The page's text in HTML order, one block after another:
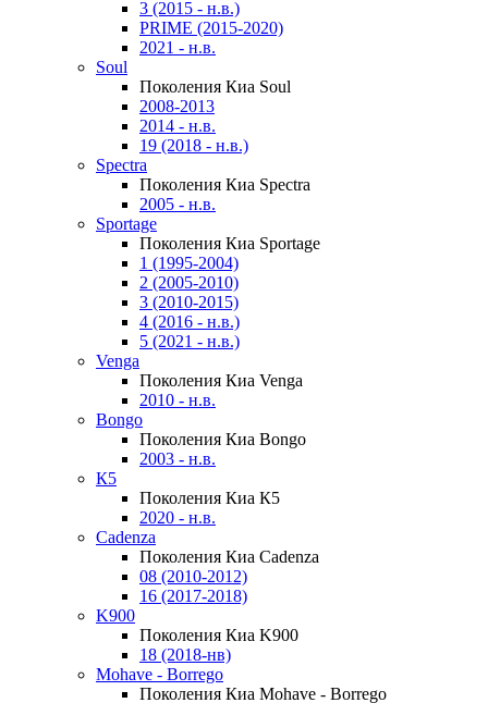
3 (2015 - н.в.)
PRIME (2015-2020)
2021 - н.в.
Soul
Поколения Киа Soul
2008-2013
2014 - н.в.
19 (2018 - н.в.)
Spectra
Поколения Киа Spectra
2005 - н.в.
Sportage
Поколения Киа Sportage
1 (1995-2004)
2 (2005-2010)
3 (2010-2015)
4 (2016 - н.в.)
5 (2021 - н.в.)
Venga
Поколения Киа Venga
2010 - н.в.
Bongo
Поколения Киа Bongo
2003 - н.в.
К5
Поколения Киа К5
2020 - н.в.
Cadenza
Поколения Киа Cadenza
08 (2010-2012)
16 (2017-2018)
K900
Поколения Киа K900
18 (2018-нв)
Mohave - Borrego
Поколения Киа Mohave - Borrego